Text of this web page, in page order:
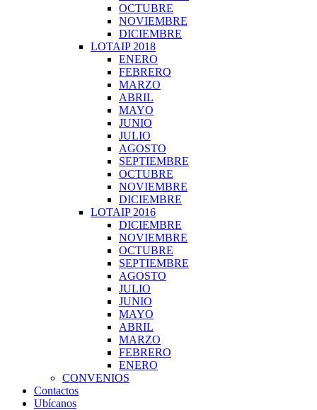
OCTUBRE
NOVIEMBRE
DICIEMBRE
LOTAIP 2018
ENERO
FEBRERO
MARZO
ABRIL
MAYO
JUNIO
JULIO
AGOSTO
SEPTIEMBRE
OCTUBRE
NOVIEMBRE
DICIEMBRE
LOTAIP 2016
DICIEMBRE
NOVIEMBRE
OCTUBRE
SEPTIEMBRE
AGOSTO
JULIO
JUNIO
MAYO
ABRIL
MARZO
FEBRERO
ENERO
CONVENIOS
Contactos
Ubícanos